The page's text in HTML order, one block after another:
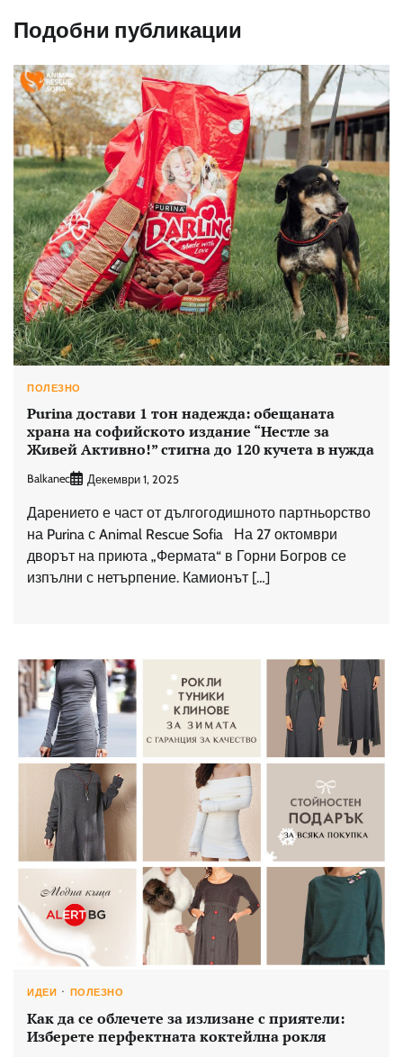
Подобни публикации
ПОЛЕЗНО
Purina достави 1 тон надежда: обещаната
храна на софийското издание “Нестле за
Живей Активно!” стигна до 120 кучета в нужда
Balkanec Декември 1, 2025
Дарението е част от дългогодишното партньорство
на Purina с Animal Rescue Sofia На 27 октомври
дворът на приюта „Фермата“ в Горни Богров се
изпълни с нетърпение. Камионът […]
ИДЕИ ПОЛЕЗНО
Как да се облечете за излизане с приятели:
Изберете перфектната коктейлна рокля